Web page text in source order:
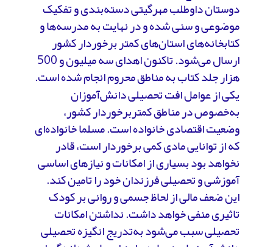
دوستان داوطلب مهرگیتی دسته‏‌بندی و تفکیک
موضوعی و سنی شده و در نهایت به مدرسه‌ها و
کتابخانه‏‌های استان‌های کمتر برخوردار کشور
ارسال می‏‌شود. تاکنون اهدای سه میلیون و 500
هزار جلد کتاب به مناطق محروم انجام شده است.
یکی از عوامل افت تحصیلی دانش‌آموزان
به‌خصوص در مناطق کمتربرخوردار کشور،
وضعیت اقتصادی خانواده‌ است. مسلما خانواده‌ای
که از توانایی مادی کمی برخوردار است، قادر
نخواهد بود بسیاری از امکانات و نیازهای اساسی
آموزشی و تحصیلی فرزندان خود را تامین کند.
این ضعف مالی از لحاظ جسمی و روانی بر کودک
تاثیری منفی خواهد داشت. نداشتن امکانات
تحصیلی سبب می‌شود به‌تدریج انگیزه تحصیلی